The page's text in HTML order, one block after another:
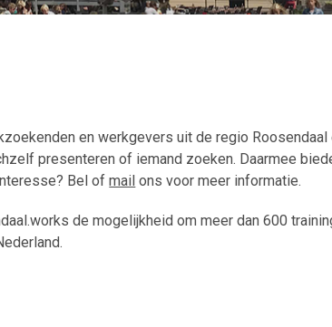
en werkgevers uit de regio
presenteren of iemand zoeken. Daarmee
Bel ofmail ons voor meer informatie.
de mogelijkheid om meer dan 600